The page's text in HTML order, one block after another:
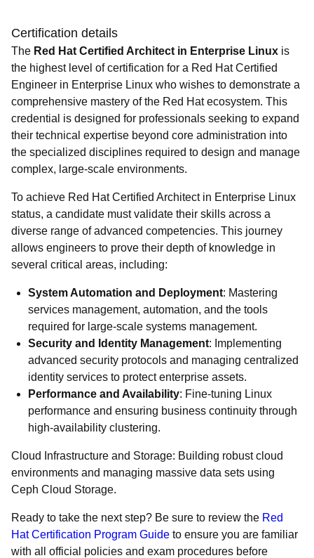
Certification details
The Red Hat Certified Architect in Enterprise Linux is
the highest level of certification for a Red Hat Certified
Engineer in Enterprise Linux who wishes to demonstrate a
comprehensive mastery of the Red Hat ecosystem. This
credential is designed for professionals seeking to expand
their technical expertise beyond core administration into
the specialized disciplines required to design and manage
complex, large-scale environments.
To achieve Red Hat Certified Architect in Enterprise Linux
status, a candidate must validate their skills across a
diverse range of advanced competencies. This journey
allows engineers to prove their depth of knowledge in
several critical areas, including:
System Automation and Deployment: Mastering
services management, automation, and the tools
required for large-scale systems management.
Security and Identity Management: Implementing
advanced security protocols and managing centralized
identity services to protect enterprise assets.
Performance and Availability: Fine-tuning Linux
performance and ensuring business continuity through
high-availability clustering.
Cloud Infrastructure and Storage: Building robust cloud
environments and managing massive data sets using
Ceph Cloud Storage.
Ready to take the next step? Be sure to review the Red
Hat Certification Program Guide to ensure you are familiar
with all official policies and exam procedures before